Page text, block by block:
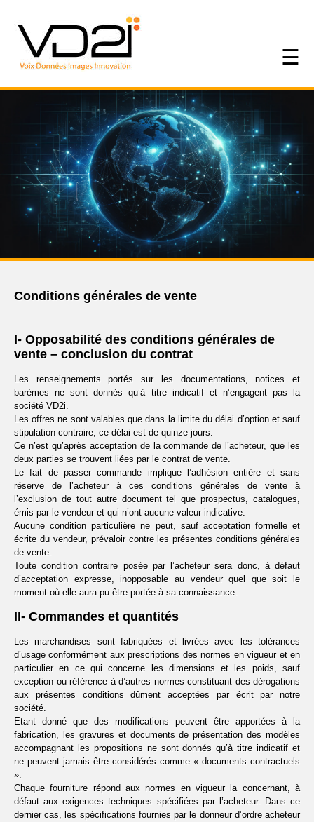
☰
Conditions générales de vente
I- Opposabilité des conditions générales de
vente – conclusion du contrat
Les renseignements portés sur les documentations, notices et
barèmes ne sont donnés qu’à titre indicatif et n’engagent pas la
société VD2i.
Les offres ne sont valables que dans la limite du délai d’option et sauf
stipulation contraire, ce délai est de quinze jours.
Ce n’est qu’après acceptation de la commande de l’acheteur, que les
deux parties se trouvent liées par le contrat de vente.
Le fait de passer commande implique l’adhésion entière et sans
réserve de l’acheteur à ces conditions générales de vente à
l’exclusion de tout autre document tel que prospectus, catalogues,
émis par le vendeur et qui n’ont aucune valeur indicative.
Aucune condition particulière ne peut, sauf acceptation formelle et
écrite du vendeur, prévaloir contre les présentes conditions générales
de vente.
Toute condition contraire posée par l’acheteur sera donc, à défaut
d’acceptation expresse, inopposable au vendeur quel que soit le
moment où elle aura pu être portée à sa connaissance.
II- Commandes et quantités
Les marchandises sont fabriquées et livrées avec les tolérances
d’usage conformément aux prescriptions des normes en vigueur et en
particulier en ce qui concerne les dimensions et les poids, sauf
exception ou référence à d’autres normes constituant des dérogations
aux présentes conditions dûment acceptées par écrit par notre
société.
Etant donné que des modifications peuvent être apportées à la
fabrication, les gravures et documents de présentation des modèles
accompagnant les propositions ne sont donnés qu’à titre indicatif et
ne peuvent jamais être considérés comme « documents contractuels
».
Chaque fourniture répond aux normes en vigueur la concernant, à
défaut aux exigences techniques spécifiées par l’acheteur. Dans ce
dernier cas, les spécifications fournies par le donneur d’ordre acheteur